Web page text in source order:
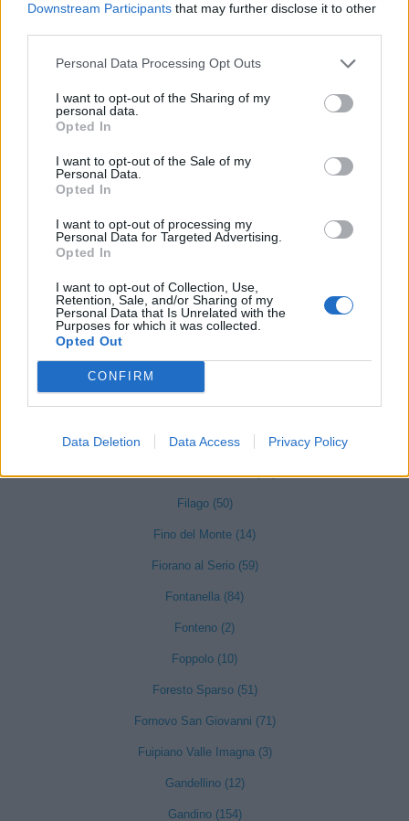
Downstream Participants that may further disclose it to other
Personal Data Processing Opt Outs
I want to opt-out of the Sharing of my
personal data.
Opted In
I want to opt-out of the Sale of my
Personal Data.
Opted In
I want to opt-out of processing my
Personal Data for Targeted Advertising.
Opted In
I want to opt-out of Collection, Use,
Retention, Sale, and/or Sharing of my
Personal Data that Is Unrelated with the
Purposes for which it was collected.
Opted Out
CONFIRM
Data Deletion Data Access Privacy Policy
Cornalba (2)
Cortenuova (41)
Costa Valle Imagna (4)
Costa di Mezzate (68)
Costa Volpino (280)
Credaro (98)
Cusio (1)
Dalmine (397)
Entratico (29)
Fara Gera d'Adda (118)
Fara Olivana con Sola (27)
Filago (50)
Fino del Monte (14)
Fiorano al Serio (59)
Fontanella (84)
Fonteno (2)
Foppolo (10)
Foresto Sparso (51)
Fornovo San Giovanni (71)
Fuipiano Valle Imagna (3)
Gandellino (12)
Gandino (154)